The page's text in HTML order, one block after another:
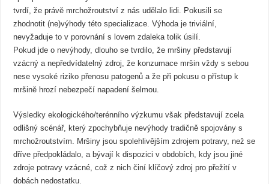
tvrdí, že právě mrchožroutství z nás udělalo lidi. Pokusili se
zhodnotit (ne)výhody této specializace. Výhoda je triviální,
nevyžaduje to v porovnání s lovem zdaleka tolik úsilí.
Pokud jde o nevýhody, dlouho se tvrdilo, že mršiny představují
vzácný a nepředvídatelný zdroj, že konzumace mršin vždy s sebou
nese vysoké riziko přenosu patogenů a že při pokusu o přístup k
mršině hrozí nebezpečí napadení šelmou.
Výsledky ekologického/terénního výzkumu však představují zcela
odlišný scénář, který zpochybňuje nevýhody tradičně spojovány s
mrchožroutstvím. Mršiny jsou spolehlivějším zdrojem potravy, než se
dříve předpokládalo, a bývají k dispozici v obdobích, kdy jsou jiné
zdroje potravy vzácné, což z nich činí klíčový zdroj pro přežití v
dobách nedostatku.